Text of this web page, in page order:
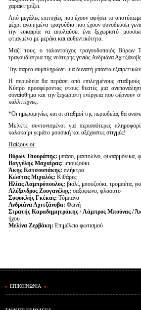
χαρακτηρίζει.
Από μεγάλες επιτυχίες που έχουν αφήσει το
μέχρι αγαπημένα τραγούδια που έχουν συνοδεύσει
την ευκαιρία να απολαύσει ένα ξεχωριστό
φτιαγμένο με μεράκι και αυθεντικότητα.
Μαζί τους, ο ταλαντούχος τραγουδοποιός Βύρων
τραγουδίστρια της νεότερης γενιάς Ανδριάνα
Την παρέα συμπληρώνει μια δυνατή μπάντα
Η περιοδεία θα περάσει από επιλεγμένους
Κύπρο προσφέροντας στους θεατές μια
συναίσθημα και την ξεχωριστή ενέργεια που φέρνουν
καλλιτέχνες.
*Οι ημερομηνίες και οι σταθμοί της περιοδείας θα
Μείνετε συντονισμένοι για περισσότερες
καλοκαίρι γεμάτο μουσική και αξέχαστες στιγμές!
Παίζουν οι:
Βύρων Τσουράπης: μπάσο, μαντολίνο, φυσαρμόνικα,
Βαγγέλης Μαχαίρας: μπουζούκι
Άκης Κατσουπάκης:πλήκτρα
Κώστας Μιχαλός:Κιθάρες
Ηλίας Λαμπρόπουλος: βιολί, μπουζούκι, τρομπέτα,
Αλέξανδρος Ζουγανέλης: σαξόφωνο, φλάουτο
Σοφοκλής Γκέκας:Τύμπανα
Ανδριάνα Αχιτζάνοβα: Φωνή
Στρατής Καραδημητράκης /Λάμπρος Μπούνας /
ήχου
Μελίνα Ζερβάκη: Επιμέλεια φωτισμού
ΕΠΙΚΟΙΝΩΝΙΑ